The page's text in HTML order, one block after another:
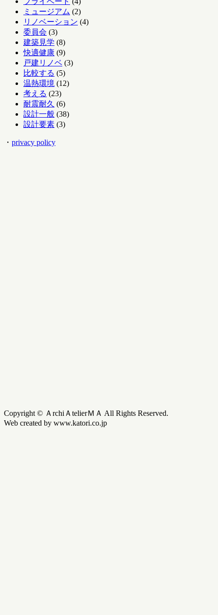
ミュージアム (2)
リノベーション (4)
委員会 (3)
建築見学 (8)
快適健康 (9)
戸建リノベ (3)
比較する (5)
温熱環境 (12)
考える (23)
耐震耐久 (6)
設計一般 (38)
設計要素 (3)
・ privacy policy
Copyright © ＡrchiＡtelierＭＡ All Rights Reserved.
Web created by www.katori.co.jp